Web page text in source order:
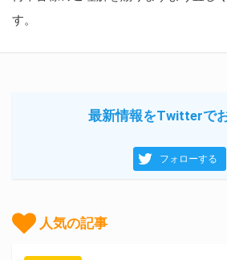
す。
最新情報をTwitterで
フォローする
人気の記事